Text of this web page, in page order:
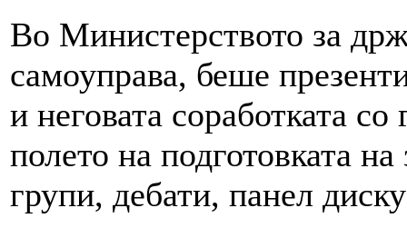
Во Министерството за
самоуправа, беше
и неговата соработката
полето на подготовката
групи, дебати, панел